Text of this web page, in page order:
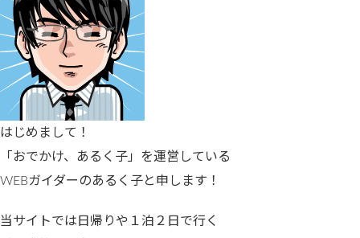
はじめまして！
「おでかけ、あるく子」を運営している
WEBガイダーのあるく子と申します！
当サイトでは日帰りや１泊２日で行く